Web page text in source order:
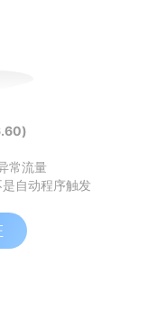
常流量
自动程序触发